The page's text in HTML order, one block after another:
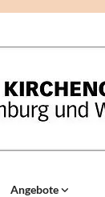
Angebote